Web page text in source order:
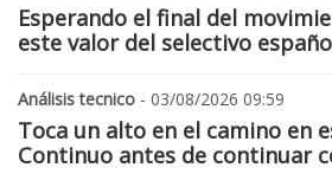
Esperando el final del
este valor del selectivo
Análisis tecnico - 03/08/2026 09:59
Toca un alto en el camino en
Continuo antes de continuar